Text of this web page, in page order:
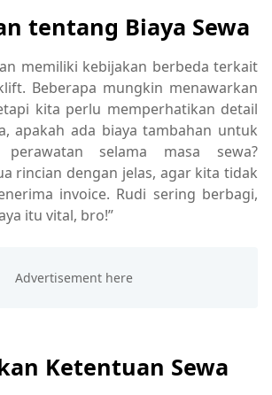
tentang Biaya Sewa
memiliki kebijakan berbeda terkait
Beberapa mungkin menawarkan
kita perlu memperhatikan detail
apakah ada biaya tambahan untuk
selama masa sewa?
rincian dengan jelas, agar kita tidak
invoice. Rudi sering berbagi,
itu vital, bro!”
Ketentuan Sewa